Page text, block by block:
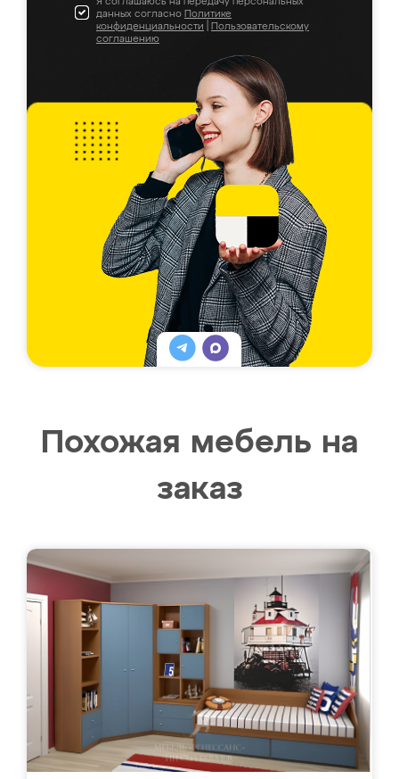
данных согласно Политике
конфиденциальности
Пользовательскому
соглашению
Похожая мебель на
заказ